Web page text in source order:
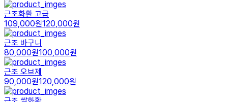
근조화환 고급
109,000원120,000원
근조 바구니
80,000원100,000원
근조 오브제
90,000원120,000원